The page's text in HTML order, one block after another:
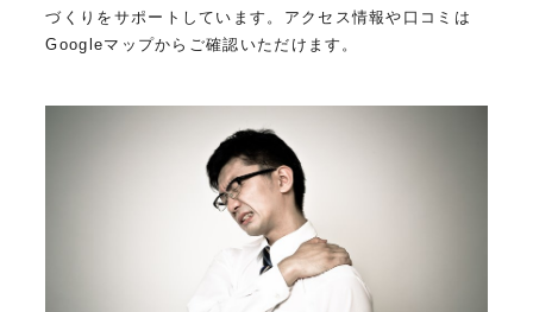
づくりをサポートしています。アクセス情報や口コミは
Googleマップからご確認いただけます。